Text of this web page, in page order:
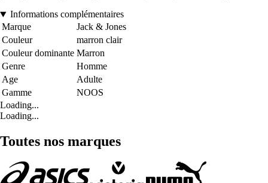
Informations complémentaires
Marque
Jack & Jones
Couleur
marron clair
Couleur dominante Marron
Genre
Homme
Age
Adulte
Gamme
NOOS
Loading...
Loading...
Toutes nos marques